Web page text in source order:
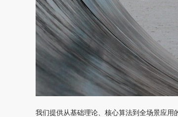
我们提供从基础理论、核心算法到全场景应